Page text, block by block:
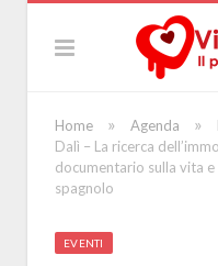
Home » Agenda »
Dalì – La ricerca
documentario sulla vita
spagnolo
EVENTI